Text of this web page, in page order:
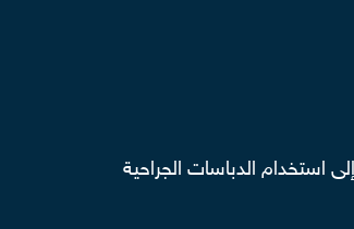
استخدام الدباسات الجراحية